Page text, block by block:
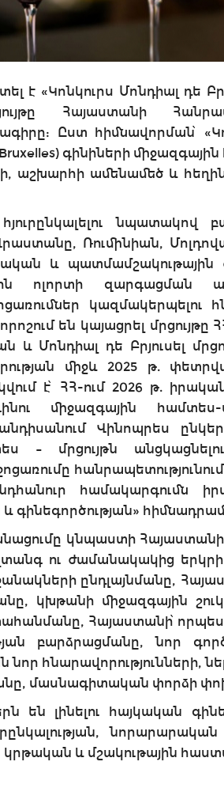
է «Կոնկուրս Մոնդիալ դե
Հայաստանի
Ըստ հիմնավորման՝
Bruxelles) գինիների
աշխարհի ամենամեծ և
Ռումինիան,
և պատմամշակութային
ոլորտի զարգացման
կազմակերպելու
են կայացրել մրցույթը
և Մոնդիալ դե Բրյուսել
միջև 2025 թ.
է՝ ՀՀ-ում 2026 թ.
միջազգային համտես-
Վինոպրես
– մրցույթն
համակարգումն
գինեգործության»
կնպաստի Հայաստանի
ու ժամանակակից երկրի
ընդլայնմանը,
կխթանի միջազգային
Հայաստանի՝ որպես
բարձրացմանը, նոր
հնարավորությունների,
մասնագիտական փորձի
են լինելու հայկական
կրթական և մշակութային